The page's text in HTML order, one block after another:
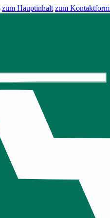
zum Hauptinhalt zum